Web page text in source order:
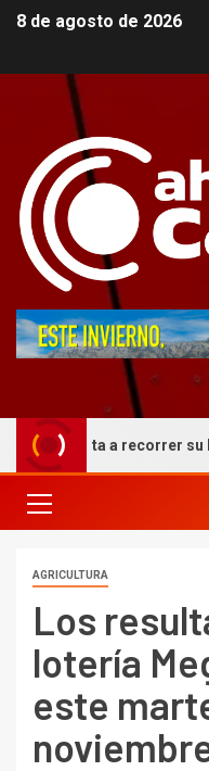
8 de agosto de 2026
a recorrer su historia y
AGRICULTURA
Los
lotería
este